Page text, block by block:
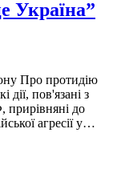
Україна”
Про протидію
дії, пов'язані з
прирівняні до
агресії у…